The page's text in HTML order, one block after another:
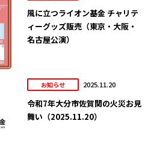
風に立つライオン基金 チャリテ
ィーグッズ販売（東京・大阪・
名古屋公演）
お知らせ 2025.11.20
令和7年大分市佐賀関の火災お見
舞い（2025.11.20）